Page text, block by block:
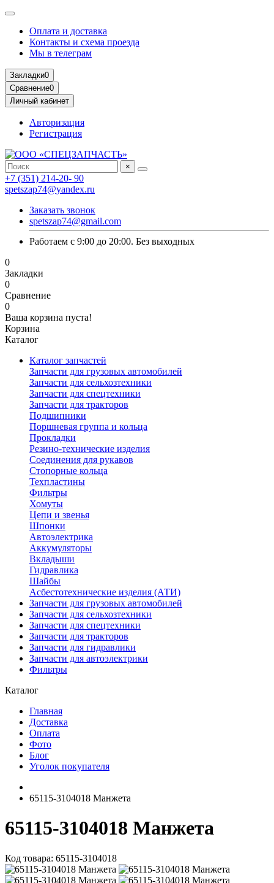
Оплата и доставка
Контакты и схема проезда
Мы в телеграм
Закладки0
Сравнение0
Личный кабинет
Авторизация
Регистрация
×
+7 (351) 214-20- 90
spetszap74@yandex.ru
Заказать звонок
spetszap74@gmail.com
Работаем с 9:00 до 20:00. Без выходных
0
Закладки
0
Сравнение
0
Ваша корзина пуста!
Корзина
Каталог
Каталог запчастей
Запчасти для грузовых автомобилей
Запчасти для сельхозтехники
Запчасти для спецтехники
Запчасти для тракторов
Подшипники
Поршневая группа и кольца
Прокладки
Резино-технические изделия
Соединения для рукавов
Стопорные кольца
Техпластины
Фильтры
Хомуты
Цепи и звенья
Шпонки
Автоэлектрика
Аккумуляторы
Вкладыши
Гидравлика
Шайбы
Асбестотехнические изделия (АТИ)
Запчасти для грузовых автомобилей
Запчасти для сельхозтехники
Запчасти для спецтехники
Запчасти для тракторов
Запчасти для гидравлики
Запчасти для автоэлектрики
Фильтры
Каталог
Главная
Доставка
Оплата
Фото
Блог
Уголок покупателя
65115-3104018 Манжета
65115-3104018 Манжета
Код товара: 65115-3104018